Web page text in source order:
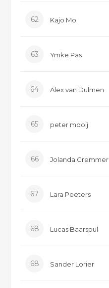
62 Kajo Mo
63 Ymke Pas
64 Alex van Dulmen
65 peter mooij
66 Jolanda Gremmer
67 Lara Peeters
68 Lucas Baarspul
68 Sander Lorier